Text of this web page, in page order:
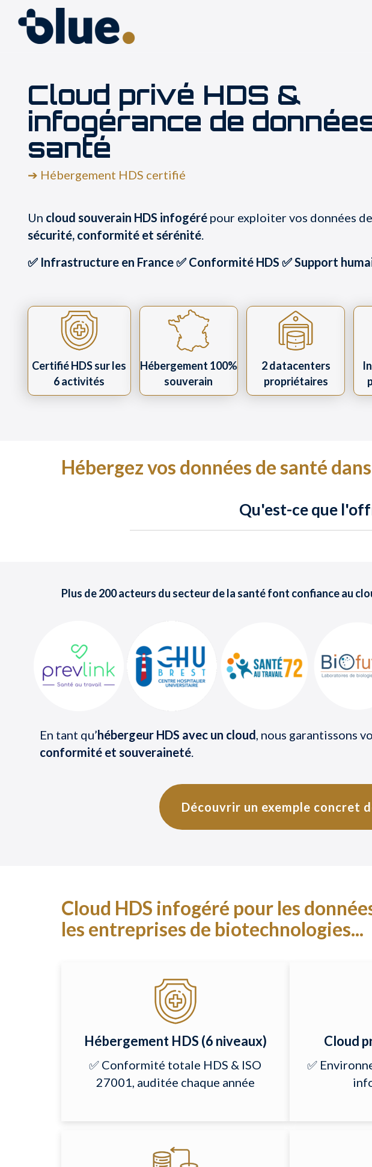
Cloud privé HDS &
infogérance de
santé
➔ Hébergement HDS certifié
Un cloud souverain HDS infogéré pour exploiter vos données
sécurité, conformité et sérénité.
✅ Infrastructure en France ✅ Conformité HDS ✅ Support
Certifié HDS sur les
6 activités
Hébergement 100%
souverain
2 datacenters
propriétaires
Hébergez vos données de santé
Qu'est-ce que
Plus de 200 acteurs du secteur de la santé font confiance au
En tant qu’hébergeur HDS avec un cloud, nous garantissons
conformité et souveraineté.
Découvrir un exemple concret
Cloud HDS infogéré pour les
les entreprises de biotechnologies...
Hébergement HDS (6 niveaux)
✅ Conformité totale HDS & ISO
27001, auditée chaque année
Cloud
✅